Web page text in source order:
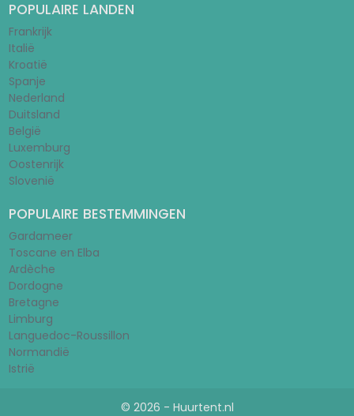
POPULAIRE LANDEN
Frankrijk
Italië
Kroatië
Spanje
Nederland
Duitsland
België
Luxemburg
Oostenrijk
Slovenië
POPULAIRE BESTEMMINGEN
Gardameer
Toscane en Elba
Ardèche
Dordogne
Bretagne
Limburg
Languedoc-Roussillon
Normandië
Istrië
© 2026 - Huurtent.nl